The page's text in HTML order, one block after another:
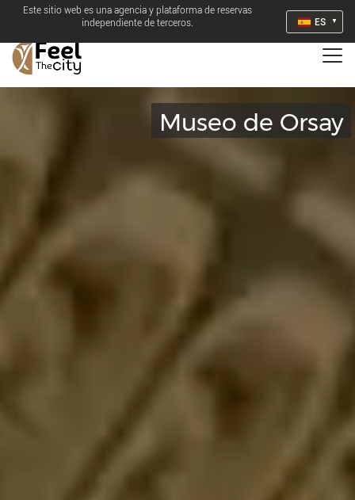
Este sitio web es una agencia y plataforma de reservas
independiente de terceros.
ES
Museo de Orsay